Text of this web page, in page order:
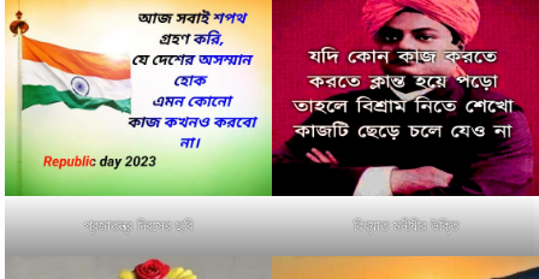
প্রজাতন্ত্র দিবসের ছবি বিখ্যাত মনীষীর উক্তি